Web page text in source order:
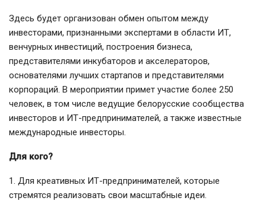
Здесь будет организован обмен опытом между
инвесторами, признанными экспертами в области ИТ,
венчурных инвестиций, построения бизнеса,
представителями инкубаторов и акселераторов,
основателями лучших стартапов и представителями
корпораций. В мероприятии примет участие более 250
человек, в том числе ведущие белорусские сообщества
инвесторов и ИТ-предпринимателей, а также известные
международные инвесторы.
Для кого?
1. Для креативных ИТ-предпринимателей, которые
стремятся реализовать свои масштабные идеи.